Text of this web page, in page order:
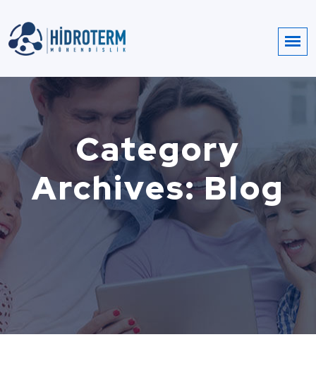
Category
Archives: Blog